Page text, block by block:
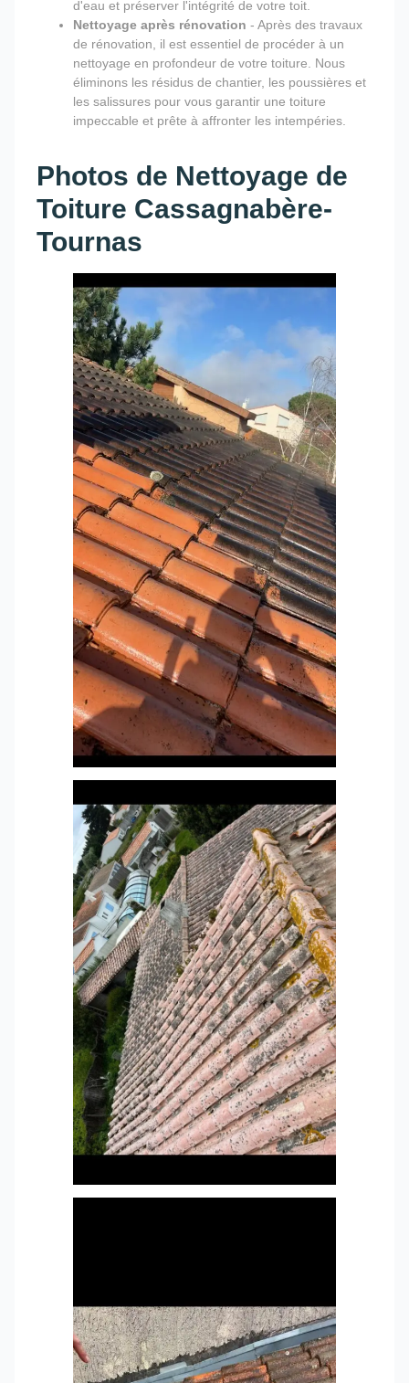
d'eau et préserver l'intégrité de votre toit.
Nettoyage après rénovation - Après des travaux
de rénovation, il est essentiel de procéder à un
nettoyage en profondeur de votre toiture. Nous
éliminons les résidus de chantier, les poussières et
les salissures pour vous garantir une toiture
impeccable et prête à affronter les intempéries.
Photos de Nettoyage de
Toiture Cassagnabère-
Tournas